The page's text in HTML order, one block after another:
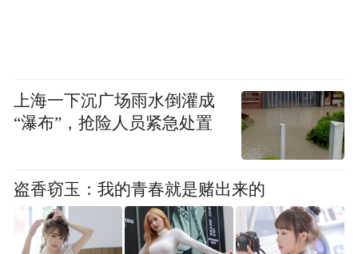
吉利、长安、奇瑞、长城集结旗下全系列品
牌车型集团化亮相，与一汽红旗、一汽奔
腾、广汽传祺、上汽通用五菱、宝骏汽车、
上海一下沉广场雨水倒灌成
“瀑布”，抢险人员紧急处置
盗香窃玉：我的青春就是赌出来的